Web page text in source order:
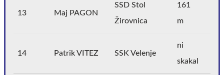
13 Maj PAGON
SSD Stol
Žirovnica
161
m
14 Patrik VITEZ SSK Velenje
ni
skakal